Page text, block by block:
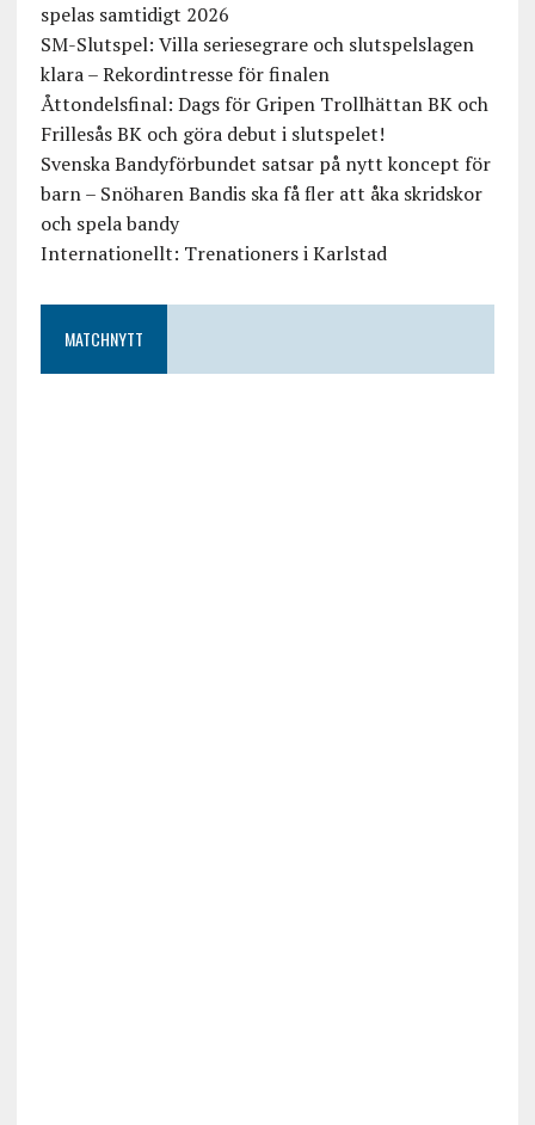
spelas samtidigt 2026
SM-Slutspel: Villa seriesegrare och slutspelslagen
klara – Rekordintresse för finalen
Åttondelsfinal: Dags för Gripen Trollhättan BK och
Frillesås BK och göra debut i slutspelet!
Svenska Bandyförbundet satsar på nytt koncept för
barn – Snöharen Bandis ska få fler att åka skridskor
och spela bandy
Internationellt: Trenationers i Karlstad
MATCHNYTT